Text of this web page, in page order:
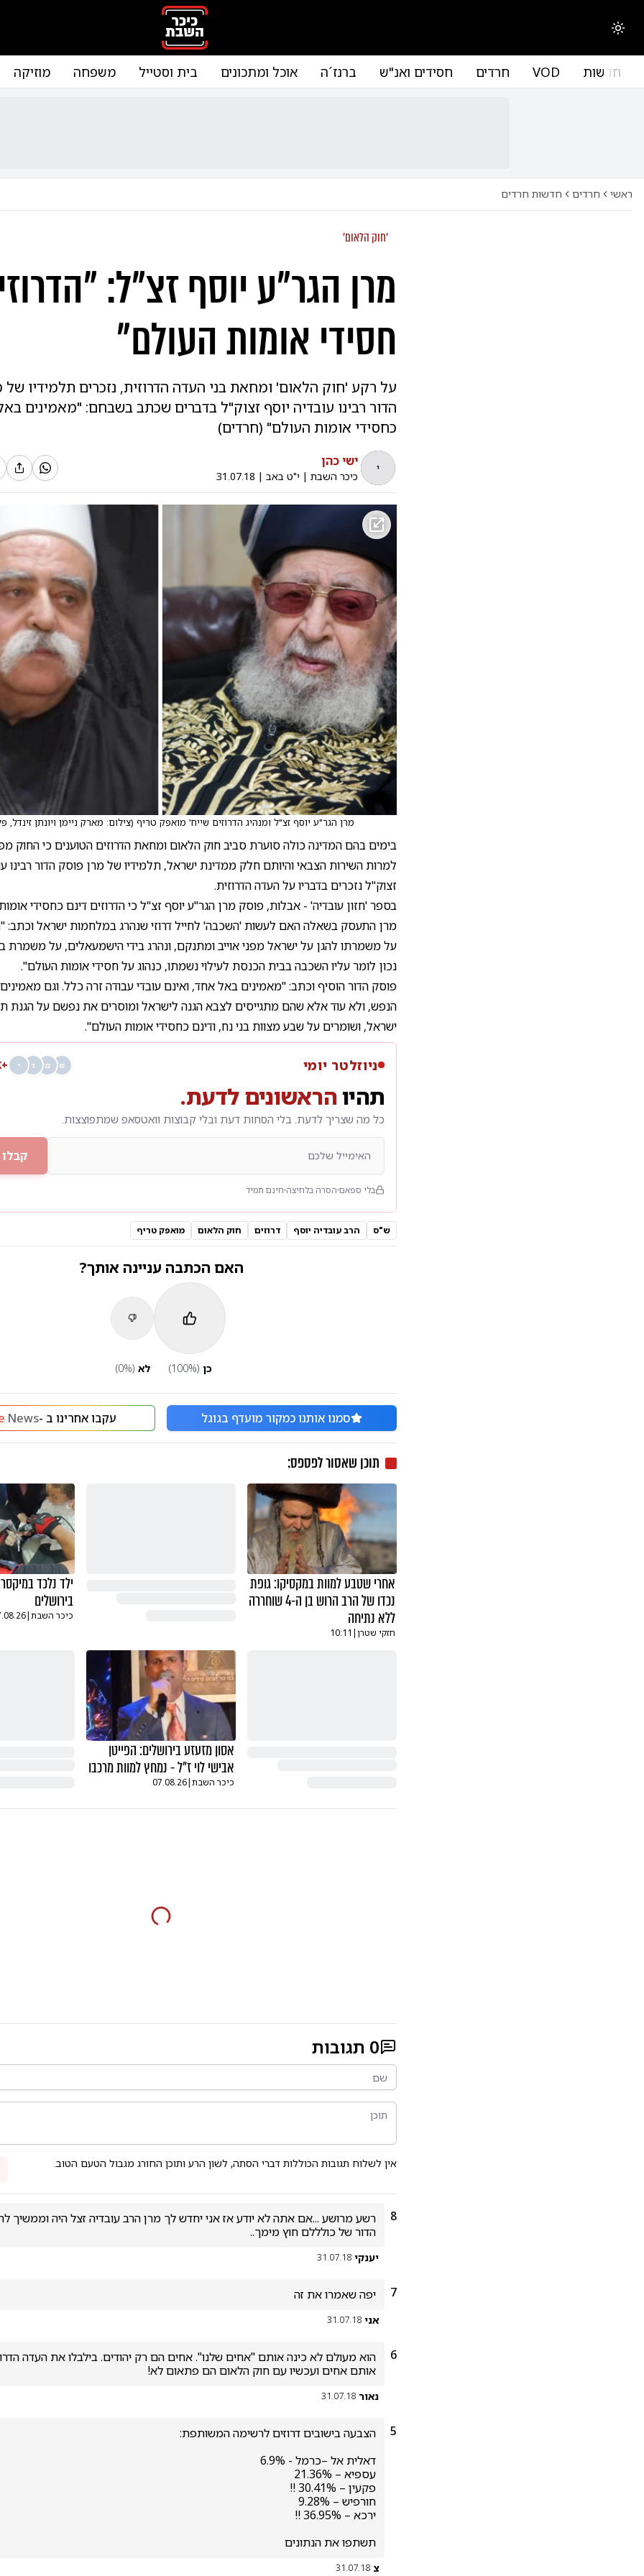
החלפת מצב תצוגה
חדשות VOD חרדים חסידים ואנ"ש ברנז´ה אוכל ומתכונים בית וסטייל משפחה מוזיקה
ראשי חרדים חדשות חרדים
'חוק הלאום'
מרן הגר"ע יוסף זצ"ל:
חסידי אומות העולם"
על רקע 'חוק הלאום' ומחאת בני העדה הדרוזית, נזכרים תלמידיו
הדור רבינו עובדיה יוסף זצוק"ל בדברים שכתב בשבחם: "מאמינים
כחסידי אומות העולם" (חרדים)
י ישי כהן
כיכר השבת| י"ט באב |
31.07.18
מרן הגר"ע יוסף זצ"ל ומנהיג הדרוזים שייח' מואפק טריף (צילום: מארק ניימן ויונתן זינדל,
בימים בהם המדינה כולה סוערת סביב חוק הלאום ומחאת הדרוזים הטוענים כי החוק
למרות השירות הצבאי והיותם חלק ממדינת ישראל, תלמידיו של מרן פוסק הדור רבינו
זצוק"ל נזכרים בדבריו על העדה הדרוזית.
בספר 'חזון עובדיה' - אבלות, פוסק מרן הגר"ע יוסף זצ"ל כי הדרוזים דינם כחסידי
מרן התעסק בשאלה האם לעשות 'השכבה' לחייל דרוזי שנהרג במלחמות ישראל וכתב:
על משמרתו להגן על ישראל מפני אוייב ומתנקם, ונהרג בידי הישמעאלים, על משמרת
נכון לומר עליו השכבה בבית הכנסת לעילוי נשמתו, כנהוג על חסידי אומות העולם".
פוסק הדור הוסיף וכתב: "מאמינים באל אחד, ואינם עובדי עבודה זרה כלל. וגם
הנפש, ולא עוד אלא שהם מתגייסים לצבא הגנה לישראל ומוסרים את נפשם על הגנת
ישראל, ושומרים על שבע מצוות בני נח, ודינם כחסידי אומות העולם".
ניוזלטר יומי ש מ ד י +68K
תהיוהראשונים לדעת.
כל מה שצריך לדעת. בלי הסחות דעת ובלי קבוצות וואטסאפ שמתפוצצות.
בלי ספאם הסרה בלחיצה חינם תמיד
ש"ס הרב עובדיה יוסף דרוזים חוק הלאום מואפק טריף
האם הכתבה עניינה אותך?
כן (
100%) לא (
0%)
סמנו אותנו כמקור מועדף בגוגל עקבו אחרינו ב -News
תוכן שאסור לפספס:
אחרי שטבע למוות במקסיקו: גופת
נכדו של הרב הרוש בן ה-4 שוחררה
ללא נתיחה
חזקי שטרן|
10:11
ילד נלכד
בירושלים
כיכר השבת|
אסון מזעזע בירושלים: הפייטן
אבישי לוי ז"ל - נמחץ למוות מרכבו
כיכר השבת|
07.08.26
0 תגובות
אין לשלוח תגובות הכוללות דברי הסתה, לשון הרע ותוכן החורג מגבול הטעם הטוב.
8
הדור של כולללם חוץ מימך..
יענקי 31.07.18
7 יפה שאמרו את זה
אני 31.07.18
6
אותם אחים ועכשיו עם חוק הלאום הם פתאום לא!
נאור 31.07.18
5
הצבעה בישובים דרוזים לרשימה המשותפת:
דאלית אל –כרמל - 6.9%
חורפיש – 9.28%
תשתפו את הנתונים
צ 31.07.18